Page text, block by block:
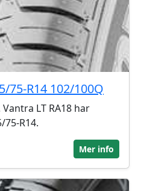
75-R14 102/100Q
LT RA18 har
R14.
Mer info